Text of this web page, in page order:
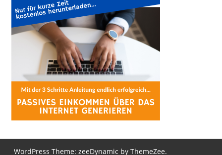
WordPress Theme: zeeDynamic by ThemeZee.